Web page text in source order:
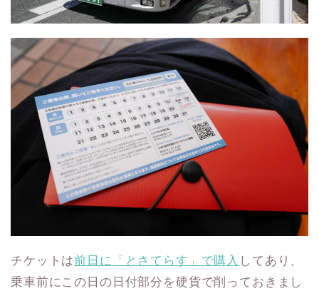
チケットは前日に「とさてらす」で購入 してあり、
乗車前にこの日の日付部分を硬貨で削っておきまし